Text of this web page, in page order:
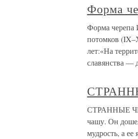
Форма
Форма черепа
потомков
лет:«На
славянства —
СТРАННЫЕ
чашу. Он
мудрость, а